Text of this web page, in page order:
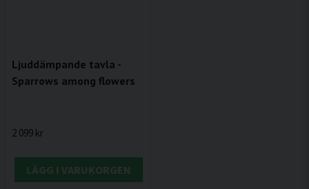
Ljuddämpande tavla -
Sparrows among flowers
2 099 kr
LÄGG I VARUKORGEN